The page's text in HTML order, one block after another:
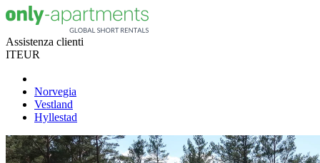
Assistenza clienti
ITEUR
Norvegia
Vestland
Hyllestad